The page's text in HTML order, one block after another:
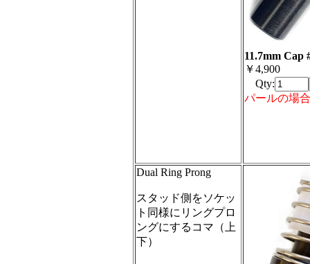
11.7mm Cap
￥4,900
Qty:
パールの場
Dual Ring Prong
スタッド側をソケッ
ト同様にリングプロ
ングにするコマ（上
下）